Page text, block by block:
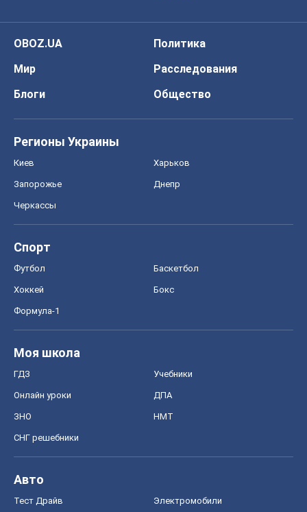
OBOZ.UA
Политика
Мир
Расследования
Блоги
Общество
Регионы Украины
Киев Харьков
Запорожье Днепр
Черкассы
Спорт
Футбол Баскетбол
Хоккей Бокс
Формула-1
Моя школа
ГДЗ Учебники
Онлайн уроки ДПА
ЗНО НМТ
СНГ решебники
Авто
Тест Драйв Электромобили